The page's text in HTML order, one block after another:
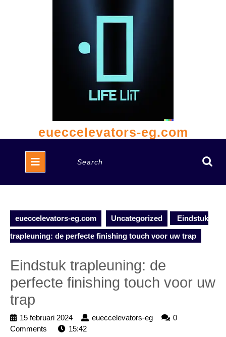
eueccelevators-eg.com
Open
Button
eueccelevators-eg.com Uncategorized Eindstuk
trapleuning: de perfecte finishing touch voor uw trap
Eindstuk trapleuning: de
perfecte finishing touch voor uw
trap
15 februari 2024
15
februari
eueccelevators-eg
eueccelevators-
0
Comments
15:42